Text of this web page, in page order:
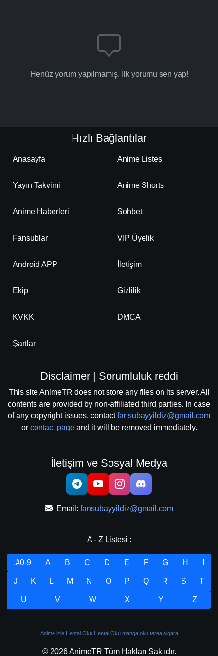
Henüz yorum yapılmamış. İlk yorumu sen yap!
Hızlı Bağlantılar
Anasayfa Anime Listesi
Yayın Takvimi Anime Shorts
Anime Haberleri Sohbet
Fansublar VIP Üyelik
Android APP İletişim
Ekip Gizlilik
KVKK DMCA
Şartlar
Disclaimer | Sorumluluk reddi
This site AnimeTR does not store any files on its server. All
contents are provided by non-affiliated third parties. In case
of any copyright issues, contactfansubayyildiz@gmail.com
or contact pageand it will be removed immediately.
İletişim ve Sosyal Medya
Email: fansubayyildiz@gmail.com
A - Z Listesi :
.#0-9 A B C D E F G H
J K L M N O P Q R S T
U V W X Y Z
Anime izle Hentai Oku Hentai Oku manga oku terea sigara
© 2026 AnimeTR Tüm Hakları Saklıdır.